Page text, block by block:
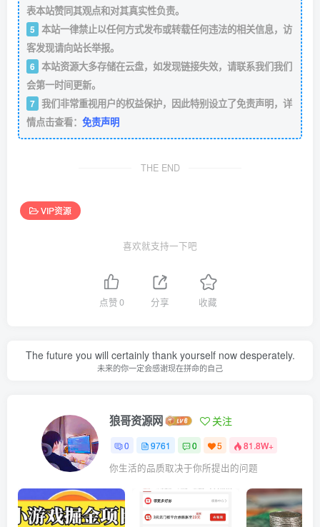
表本站赞同其观点和对其真实性负责。
5 本站一律禁止以任何方式发布或转载任何违法的相关信息，访
客发现请向站长举报。
6 本站资源大多存储在云盘，如发现链接失效，请联系我们我们
会第一时间更新。
7 我们非常重视用户的权益保护，因此特别设立了免责声明，详
情点击查看： 免责声明
THE END
VIP资源
喜欢就支持一下吧
点赞0 分享 收藏
The future you will certainly thank yourself now desperately.
未来的你一定会感谢现在拼命的自己
狼哥资源网 关注
0 9761 0 5 81.8W+
你生活的品质取决于你所提出的问题